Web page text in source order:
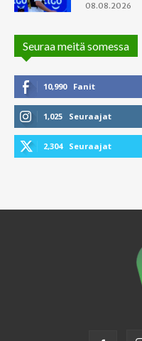
08.08.2026
Seuraa meitä somessa
10,990 Fanit
1,025 Seuraajat
2,304 Seuraajat